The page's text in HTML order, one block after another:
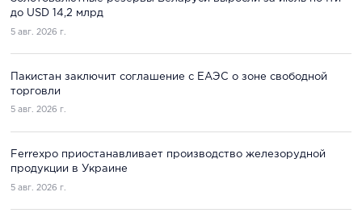
до USD 14,2 млрд
5 авг. 2026 г.
Пакистан заключит соглашение с ЕАЭС о зоне свободной
торговли
5 авг. 2026 г.
Ferrexpo приостанавливает производство железорудной
продукции в Украине
5 авг. 2026 г.